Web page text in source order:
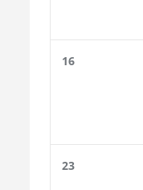
16
23